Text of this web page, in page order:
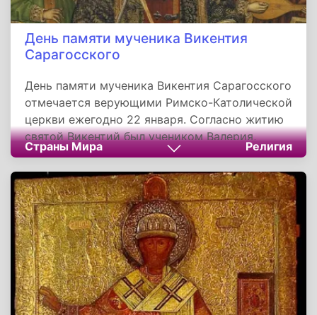
День памяти мученика Викентия
Сарагосского
День памяти мученика Викентия Сарагосского
отмечается верующими Римско-Католической
церкви ежегодно 22 января. Согласно житию
святой Викентий был учеником Валерия,
епископа Сарагосы. После вступления в
возраст совершеннолетия Викентий был
рукоположен Валерием в диаконы. Валерий,
будучи сам косноязычным, благословил
Викентия, отличавшегося ораторскими
способностями, проповедовать христианство
жителям города.
Страны Мира Религия